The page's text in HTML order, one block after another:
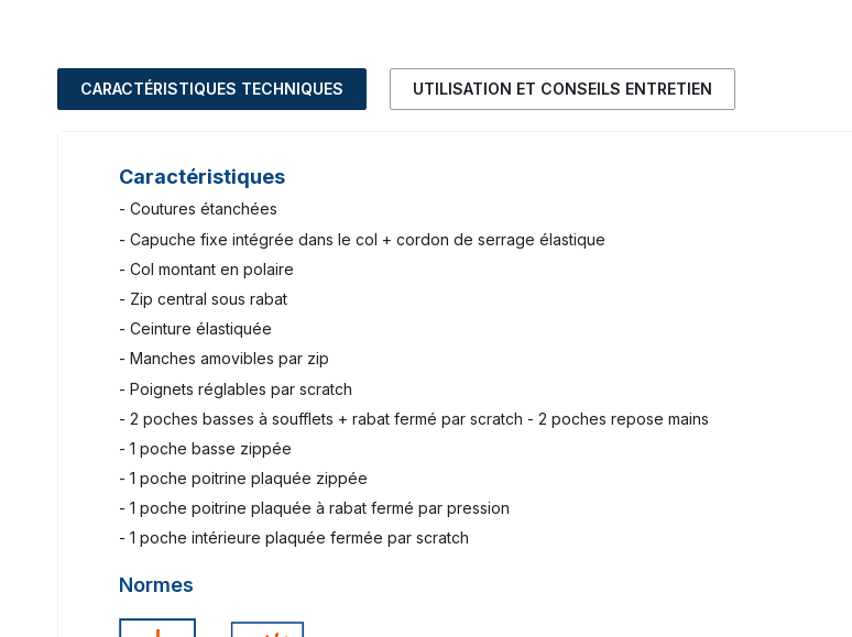
CARACTÉRISTIQUES TECHNIQUES UTILISATION ET CONSEILS ENTRETIEN
Caractéristiques
- Coutures étanchées
- Capuche fixe intégrée dans le col + cordon de serrage élastique
- Col montant en polaire
- Zip central sous rabat
- Ceinture élastiquée
- Manches amovibles par zip
- Poignets réglables par scratch
- 2 poches basses à soufflets + rabat fermé par scratch - 2 poches repose mains
- 1 poche basse zippée
- 1 poche poitrine plaquée zippée
- 1 poche poitrine plaquée à rabat fermé par pression
- 1 poche intérieure plaquée fermée par scratch
Normes